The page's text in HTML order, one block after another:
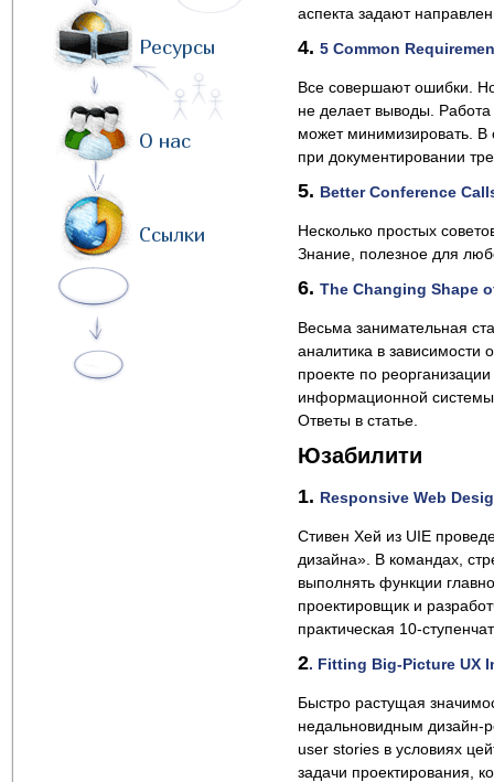
Ресурсы
О нас
Ссылки
аспекта задают
4. 5 Common
Все совершают ошибки.
не делает выводы.
может минимизировать. В
при документировании
5. Better Conference
Несколько простых
Знание, полезное для
6. The Changing Shape
Весьма занимательная
аналитика в зависимости
проекте по
информационной
Ответы в статье.
Юзабилити
1. Responsive Web
Стивен Хей из UIE
дизайна». В командах,
выполнять функции
проектировщик и
практическая 10-
2. Fitting Big-Picture UX
Быстро растущая
недальновидным дизайн-
user stories в условиях
задачи проектирования,